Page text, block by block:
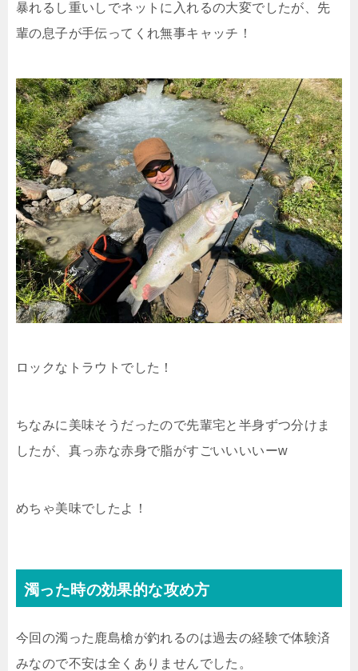
暴れるし重いしでネットに入れるの大変でしたが、先
輩の息子が手伝ってくれ無事キャッチ！
ロックなトラウトでした！
ちなみに美味そうだったので先輩宅と半身ずつ分けま
したが、真っ赤な赤身で脂がすごいいいいーw
めちゃ美味でしたよ！
濁った時の効果的な攻め方
今回の濁った鹿島槍が釣れるのは過去の経験で体験済
みなので不安は全くありませんでした。